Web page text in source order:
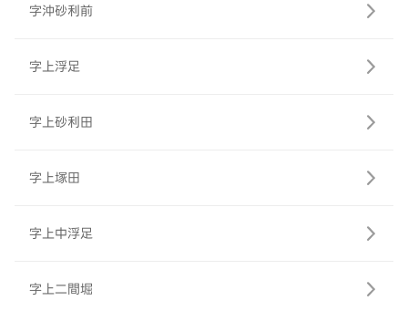
字沖砂利前
字上浮足
字上砂利田
字上塚田
字上中浮足
字上二間堀